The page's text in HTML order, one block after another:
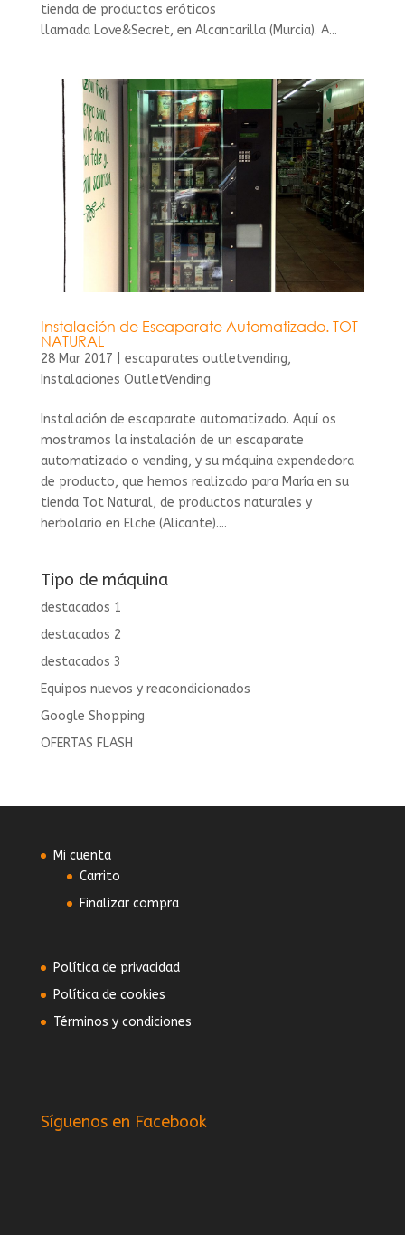
tienda de productos eróticos
llamada Love&Secret, en Alcantarilla (Murcia). A...
Instalación de Escaparate Automatizado. TOT
NATURAL
28 Mar 2017 escaparates outletvending,
Instalaciones OutletVending
Instalación de escaparate automatizado. Aquí os
mostramos la instalación de un escaparate
automatizado o vending, y su máquina expendedora
de producto, que hemos realizado para María en su
tienda Tot Natural, de productos naturales y
herbolario en Elche (Alicante)....
Tipo de máquina
destacados 1
destacados 2
destacados 3
Equipos nuevos y reacondicionados
Google Shopping
OFERTAS FLASH
Mi cuenta
Carrito
Finalizar compra
Política de privacidad
Política de cookies
Términos y condiciones
Síguenos en Facebook